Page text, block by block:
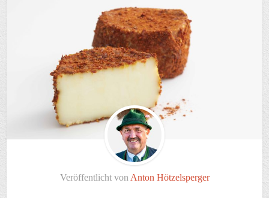
Veröffentlicht von Anton Hötzelsperger